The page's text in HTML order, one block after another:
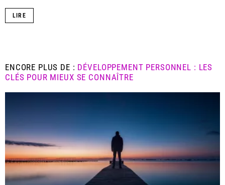
LIRE
ENCORE PLUS DE : DÉVELOPPEMENT PERSONNEL : LES
CLÉS POUR MIEUX SE CONNAÎTRE